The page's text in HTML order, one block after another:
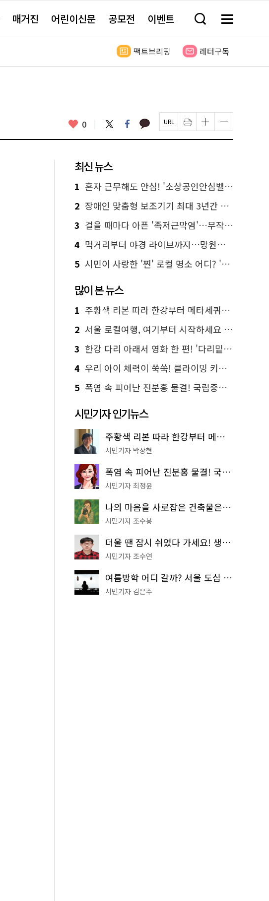
매거진 어린이신문 공모전 이벤트 검
창
기
메
전
보
팩트브리핑 레터구독
좋
요
0 트
위
터
페
이
스
카
카 페
이
지
인
쇄
하
글
자
크
하
기
글
자
크
하
기
최신 뉴스
1 혼자 근무해도 안심! '소상공인안심벨' 신청하세요
2 장애인 맞춤형 보조기기 최대 3년간 무상 대여…삶의 질 높인다
3 걸을 때마다 아픈 '족저근막염'…무작정 참지 말고 '이것' 해보세요!
4 먹거리부터 야경 라이브까지…망원한강공원 알짜 코스
5 시민이 사랑한 '찐' 로컬 명소 어디? '서울에디션25' 추천 코스
많이 본 뉴스
1 주황색 리본 따라 한강부터 메타세쿼이아 숲길까지…서울둘레길 15코스
2 서울 로컬여행, 여기부터 시작하세요 '서울에디션25'
3 한강 다리 아래서 영화 한 편! '다리밑 영화관' 무료 상영
4 우리 아이 체력이 쑥쑥! 클라이밍 키즈카페·어린이 체력장
5 폭염 속 피어난 진분홍 물결! 국립중앙박물관 배롱나무 명소
시민기자 인기뉴스
주황색 리본 따라 한강부터 메타세쿼이아 숲길까지…서울둘레길 15코스
시민기자 박상현
폭염 속 피어난 진분홍 물결! 국립중앙박물관 배롱나무 명소
시민기자 최정윤
나의 마음을 사로잡은 건축물은? '서울시 건축상' 수상작 공개!
시민기자 조수봉
더울 땐 잠시 쉬었다 가세요! 생수 냉장고부터 해피소·무더위쉼터까지
시민기자 조수연
여름방학 어디 갈까? 서울 도심 무료 실내 여행 코스 추천
시민기자 김은주